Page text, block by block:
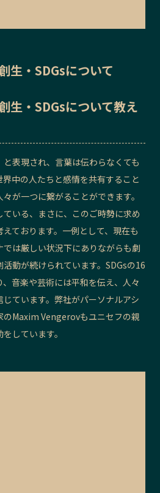
生・SDGsについて
生・SDGsについて教え
表現され、言葉は伝わらなくても
中の人たちと感情を共有すること
が一つに繋がることができます。
いる、まさに、このご時勢に求め
ております。一例として、現在も
は厳しい状況下にありながらも劇
動が続けられています。SDGsの16
音楽や芸術には平和を伝え、人々
ています。弊社がパーソナルアシ
のMaxim Vengerovもユニセフの親
しています。